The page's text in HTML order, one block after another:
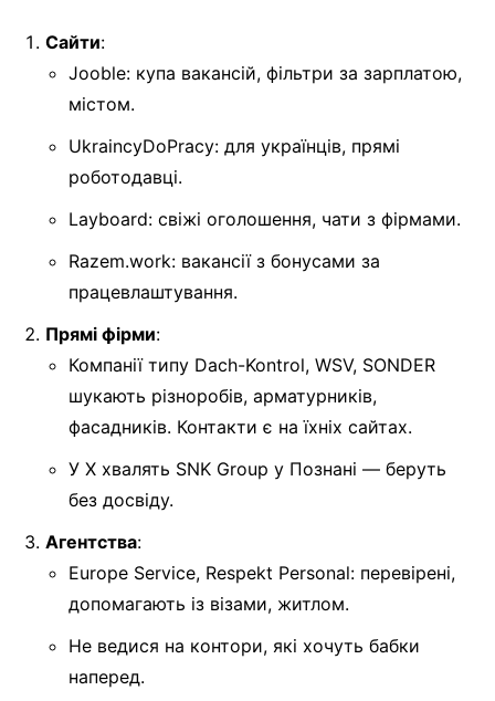
Сайти:
Jooble: купа вакансій, фільтри за зарплатою,
містом.
UkraincyDoPracy: для українців, прямі
роботодавці.
Layboard: свіжі оголошення, чати з фірмами.
Razem.work: вакансії з бонусами за
працевлаштування.
Прямі фірми:
Компанії типу Dach-Kontrol, WSV, SONDER
шукають різноробів, арматурників,
фасадників. Контакти є на їхніх сайтах.
У X хвалять SNK Group у Познані — беруть
без досвіду.
Агентства:
Europe Service, Respekt Personal: перевірені,
допомагають із візами, житлом.
Не ведися на контори, які хочуть бабки
наперед.